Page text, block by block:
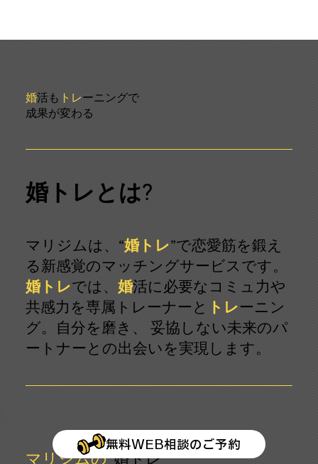
婚活も トレーニングで
成果が変わる
婚トレとは?
マリジムは、“婚トレ”で恋愛筋を鍛え
る新感覚のマッチングサービスです。
婚トレでは、 婚活に必要なコミュ力や
共感力を専属トレーナーと
トレーニン
グ。自分を磨き、 妥協しない未来のパ
ートナーとの出会いを実現します。
マリジムの“婚トレ”
無料WEB相談のご予約